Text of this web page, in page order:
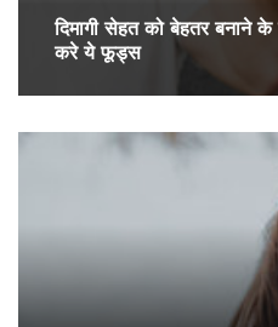
दिमागी सेहत को बेहतर बनाने के
करे ये फूड्स